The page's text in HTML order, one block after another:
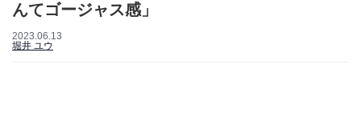
んてゴージャス感」
2023.06.13
堀井 ユウ